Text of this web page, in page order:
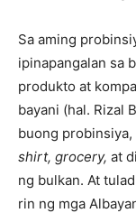
Sa aming
ipinapangalan sa
produkto at
bayani (hal. Rizal
buong probinsiya,
shirt, grocery, at
ng bulkan. At
rin ng mga